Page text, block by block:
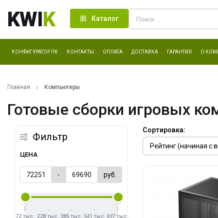
KWIK Каталог
КОНФИГУРАТОР ПК КОНТАКТЫ ОПЛАТА ДОСТАВКА ГАРАНТИЯ О
Главная Компьютеры
Готовые сборки игровых
Фильтр
ЦЕНА
- руб.
72 тыс. 228 тыс. 385 тыс. 541 тыс. 697 тыс.
Сортировка: